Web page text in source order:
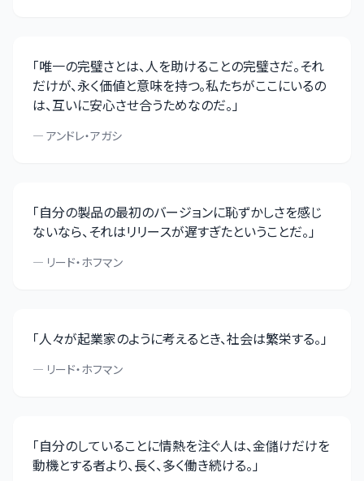
「唯一の完璧さとは、人を助けることの完璧さだ。それ
だけが、永く価値と意味を持つ。私たちがここにいるの
は、互いに安心させ合うためなのだ。」
— アンドレ・アガシ
「自分の製品の最初のバージョンに恥ずかしさを感じ
ないなら、それはリリースが遅すぎたということだ。」
— リード・ホフマン
「人々が起業家のように考えるとき、社会は繁栄する。」
— リード・ホフマン
「自分のしていることに情熱を注ぐ人は、金儲けだけを
動機とする者より、長く、多く働き続ける。」